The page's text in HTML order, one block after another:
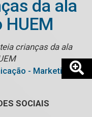
da ala
crianças da ala
- Marketing
SOCIAIS